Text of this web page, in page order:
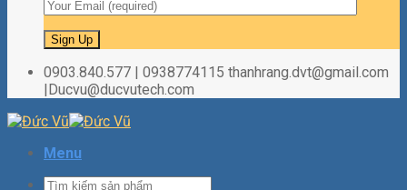
0903.840.577 | 0938774115 thanhrang.dvt@gmail.com
|Ducvu@ducvutech.com
Menu